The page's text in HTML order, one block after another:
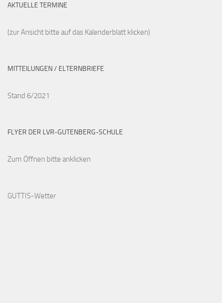
AKTUELLE TERMINE
(zur Ansicht bitte auf das Kalenderblatt klicken)
MITTEILUNGEN / ELTERNBRIEFE
Stand 6/2021
FLYER DER LVR-GUTENBERG-SCHULE
Zum Öffnen bitte anklicken
GUTTIS-Wetter